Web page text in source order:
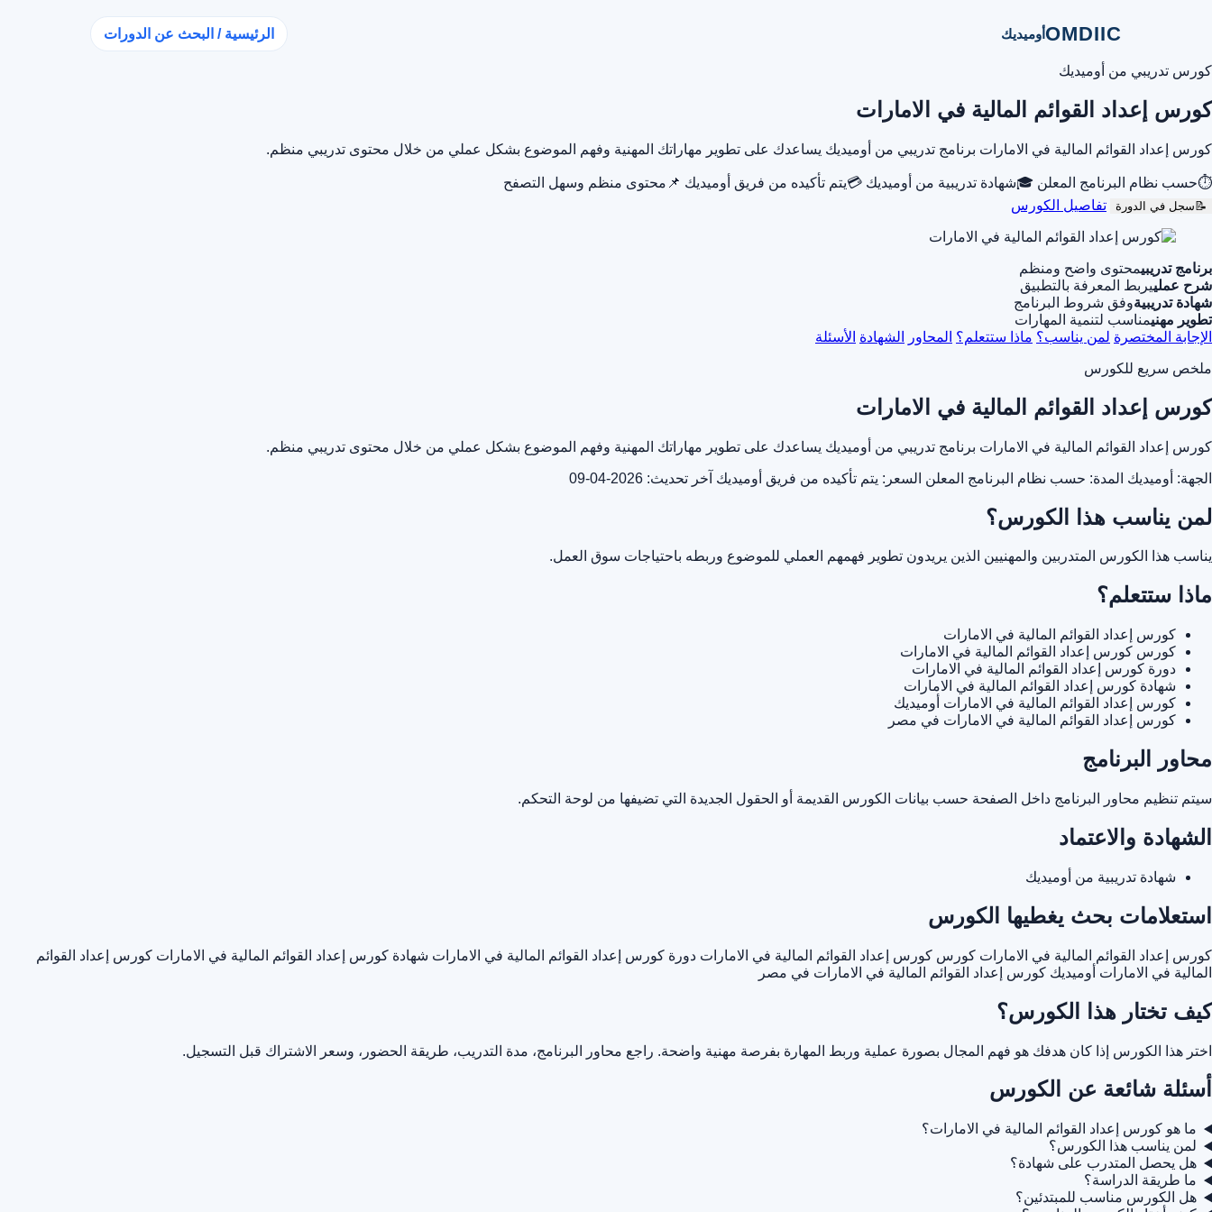
OMDIICأوميديك الرئيسية / البحث عن الدورات
كورس تدريبي من أوميديك
كورس إعداد القوائم المالية في الامارات
كورس إعداد القوائم المالية في الامارات برنامج تدريبي من أوميديك يساعدك على تطوير مهاراتك المهنية وفهم الموضوع بشكل عملي من خلال محتوى تدريبي منظم.
⏱حسب نظام البرنامج المعلن 🎓شهادة تدريبية من أوميديك 💳يتم تأكيده من فريق أوميديك 📌 محتوى منظم وسهل التصفح
📝 سجل في الدورة تفاصيل الكورس
برنامج تدريبيمحتوى واضح ومنظم
شرح عملييربط المعرفة بالتطبيق
شهادة تدريبيةوفق شروط البرنامج
تطوير مهنيمناسب لتنمية المهارات
الإجابة المختصرة لمن يناسب؟ ماذا ستتعلم؟ المحاور الشهادة الأسئلة
ملخص سريع للكورس
كورس إعداد القوائم المالية في الامارات
كورس إعداد القوائم المالية في الامارات برنامج تدريبي من أوميديك يساعدك على تطوير مهاراتك المهنية وفهم الموضوع بشكل عملي من خلال محتوى تدريبي منظم.
الجهة: أوميديك المدة: حسب نظام البرنامج المعلن السعر: يتم تأكيده من فريق أوميديك آخر تحديث: 2026-04-09
لمن يناسب هذا الكورس؟
يناسب هذا الكورس المتدربين والمهنيين الذين يريدون تطوير فهمهم العملي للموضوع وربطه باحتياجات سوق العمل.
ماذا ستتعلم؟
كورس إعداد القوائم المالية في الامارات
كورس كورس إعداد القوائم المالية في الامارات
دورة كورس إعداد القوائم المالية في الامارات
شهادة كورس إعداد القوائم المالية في الامارات
كورس إعداد القوائم المالية في الامارات أوميديك
كورس إعداد القوائم المالية في الامارات في مصر
محاور البرنامج
سيتم تنظيم محاور البرنامج داخل الصفحة حسب بيانات الكورس القديمة أو الحقول الجديدة التي تضيفها من لوحة التحكم.
الشهادة والاعتماد
شهادة تدريبية من أوميديك
استعلامات بحث يغطيها الكورس
كورس إعداد القوائم المالية في الامارات كورس كورس إعداد القوائم المالية في الامارات دورة كورس إعداد القوائم المالية في الامارات شهادة كورس إعداد القوائم المالية في الامارات كورس إعداد القوائم
المالية في الامارات أوميديك كورس إعداد القوائم المالية في الامارات في مصر
كيف تختار هذا الكورس؟
اختر هذا الكورس إذا كان هدفك هو فهم المجال بصورة عملية وربط المهارة بفرصة مهنية واضحة. راجع محاور البرنامج، مدة التدريب، طريقة الحضور، وسعر الاشتراك قبل التسجيل.
أسئلة شائعة عن الكورس
ما هو كورس إعداد القوائم المالية في الامارات؟
لمن يناسب هذا الكورس؟
هل يحصل المتدرب على شهادة؟
ما طريقة الدراسة؟
هل الكورس مناسب للمبتدئين؟